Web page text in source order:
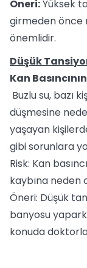
Öneri:Yüksek
girmeden önce
önemlidir.
Düşük
Kan
Buzlu su, bazı
düşmesine
yaşayan
gibi sorunlara
Risk: Kan
kaybına neden
Öneri: Düşük
banyosu
konuda